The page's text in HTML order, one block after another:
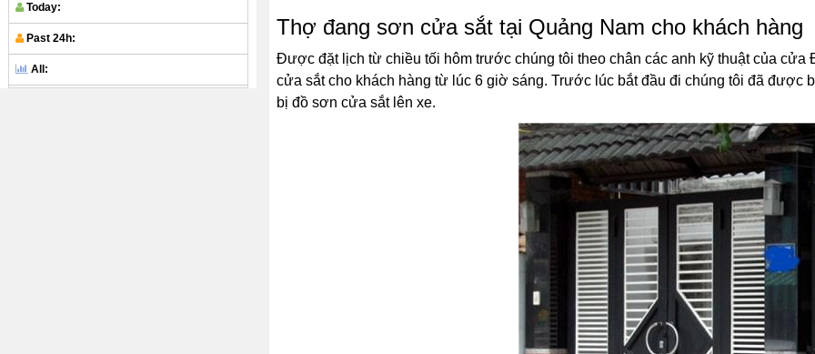
Thợ đang sơn cửa sắt tại Quảng Nam cho khách hàng
Được đặt lịch từ chiều tối hôm trước chúng tôi theo chân các anh kỹ thuật của cửa
cửa sắt cho khách hàng từ lúc 6 giờ sáng. Trước lúc bắt đầu đi chúng tôi đã được
bị đồ sơn cửa sắt lên xe.
Today:
Past 24h:
All: